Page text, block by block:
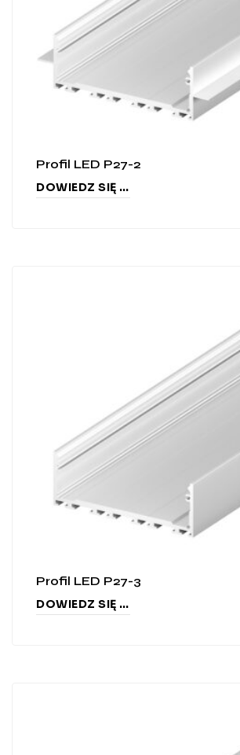
Profil LED P27-2
DOWIEDZ SIĘ WIĘCEJ
Profil LED P27-3
DOWIEDZ SIĘ WIĘCEJ